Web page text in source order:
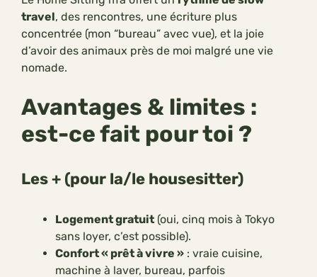
travel, des rencontres, une écriture plus
concentrée (mon “bureau” avec vue), et la joie
d’avoir des animaux près de moi malgré une vie
nomade.
Avantages & limites :
est-ce fait pour toi ?
Les + (pour la/le housesitter)
Logement gratuit (oui, cinq mois à Tokyo
sans loyer, c’est possible).
Confort « prêt à vivre » : vraie cuisine,
machine à laver, bureau, parfois